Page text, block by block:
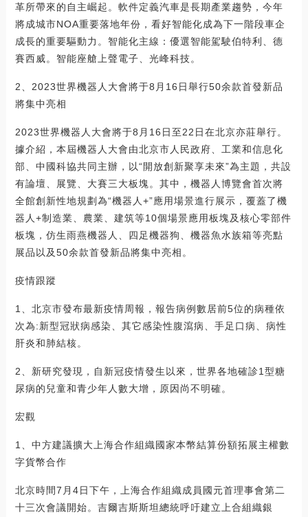
革所帶來的自主崛起。軟件定義汽車是長期產業趨勢，今年
將成城市NOA重要落地年份，看好智能化成為下一階段車企
成長的重要驅動力。智能化主線：優選智能駕駛伯特利、德
賽西威。智能座艙上聲電子、光峰科技。
2、2023世界機器人大會將于8月16日舉行50余款首發新品
將集中亮相
2023世界機器人大會將于8月16日至22日在北京亦莊舉行。
據介紹，本屆機器人大會由北京市人民政府、工業和信息化
部、中國科協共同主辦，以“開放創新聚享未來”為主題，共設
有論壇、展覽、大賽三大板塊。其中，機器人博覽會首次將
全館創新性地規劃為“機器人+”應用場景進行展示，覆蓋了機
器人+制造業、農業、建筑等10個場景應用板塊及核心零部件
板塊，仿生雨燕機器人、四足機器狗、機器魚水族箱等亮點
展品以及50余款首發新品將集中亮相。
疫情跟蹤
1、北京市發布最新疫情周報，報告病例數居前5位的病種依
次為:新型冠狀病感染、其它感染性腹瀉病、手足口病、病性
肝炎和肺結核。
2、新研究發現，自新冠疫情發生以來，世界各地確診1型糖
尿病的兒童和青少年人數大增，原因尚不明確。
宏觀
1、中方建議擴大上海合作組織國家本幣結算份額拓展主權數
字貨幣合作
北京時間7月4日下午，上海合作組織成員國元首理事會第二
十三次會議開始。吉爾吉斯斯坦總統呼吁建立上合組織銀